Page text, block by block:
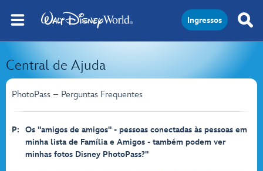
Ingressos
Central de Ajuda
PhotoPass – Perguntas Frequentes
P:
Os "amigos de amigos" - pessoas conectadas às pessoas em
minha lista de Família e Amigos - também podem ver
minhas fotos Disney PhotoPass?"